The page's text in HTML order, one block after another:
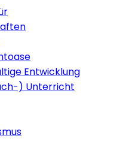
Entwicklung
) Unterricht